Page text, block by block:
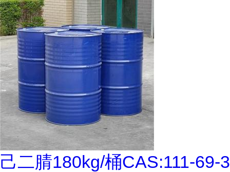
己二腈180kg/桶CAS:111-69-3